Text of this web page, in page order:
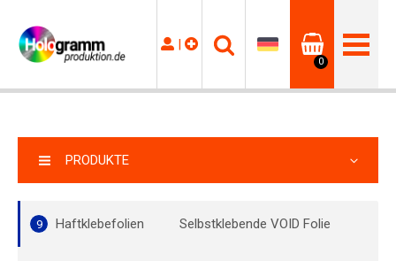
|
0
PRODUKTE
9 Haftklebefolien Selbstklebende VOID Folie